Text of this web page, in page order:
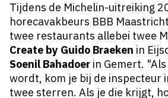
Tijdens de Michelin-uitreiking
horecavakbeurs BBB
twee restaurants allebei twee
Create by Guido Braeken in
Soenil Bahadoer in Gemert.
wordt, kom je bij de inspecteur
twee sterren. Als je die krijgt,